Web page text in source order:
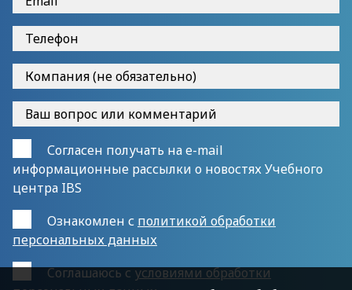
Согласен получать на e-mail
информационные рассылки о новостях Учебного
центра IBS
Ознакомлен с политикой обработки
персональных данных
Cоглашаюсь сусловиями обработки